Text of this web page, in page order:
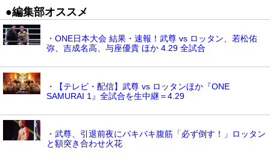
●編集部オススメ
・ONE日本大会 結果・速報！武尊 vs ロッタン、若松佑
弥、吉成名高、与座優貴 ほか 4.29 全試合
・【テレビ・配信】武尊 vs ロッタンほか『ONE
SAMURAI 1』全試合を生中継＝4.29
・武尊、引退前夜にバキバキ腹筋「必ず倒す！」ロッタン
と額突き合わせ火花